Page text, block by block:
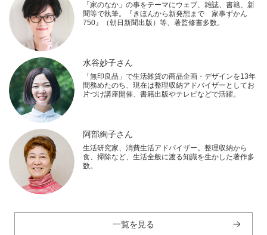
「家のなか」の事をテーマにウェブ、雑誌、書籍、新
聞等で執筆。『きほんから新発想まで 家事ずかん
750』（朝日新聞出版）等、著監修書多数。
水谷妙子さん
「無印良品」で生活雑貨の商品企画・デザインを13年
間務めたのち、現在は整理収納アドバイザーとしてお
片づけ講座開催、書籍出版やテレビなどで活躍。
阿部絢子さん
生活研究家、消費生活アドバイザー。整理収納から
食、掃除など、生活全般に渡る知識を生かした著作多
数。
一覧を見る